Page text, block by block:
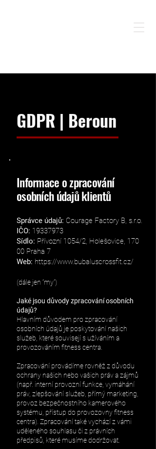
GDPR | Beroun
Informace o zpracování
osobních údajů klientů
Správce údajů: Courage Factory B, s.r.o.
IČO: 19337973
Sídlo: Přívozní 1054/2, Holešovice, 170
00 Praha 7
Web: https://www.bubaluscrossfit.cz/
(dále jen “my”)
Jaké jsou důvody zpracování osobních
údajů?
Hlavním důvodem pro zpracování
osobních údajů je poskytování našich
služeb, které souvisejí s užíváním a
provozováním fitness centra.
Zpracování provádíme rovněž z důvodu
ochrany našich nebo vašich práv a zájmů
(např. interní provozní funkce, vymáhání
práv, zlepšování služeb, přímý marketing,
provoz bezpečnostního kamerového
systému, přístup do provozovny fitness
centra). Zpracování také vychází z vámi
uděleného souhlasu či z právních
předpisů, které musíme dodržovat.